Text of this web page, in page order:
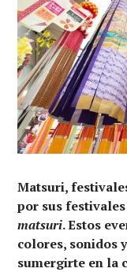
Matsuri,
por sus
matsuri. Estos
colores, sonidos
sumergirte en la